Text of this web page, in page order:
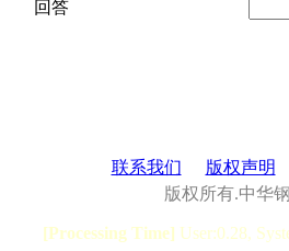
回答
联系我们
版权声明
版权所有.中华
[Processing Time] User:0.28,